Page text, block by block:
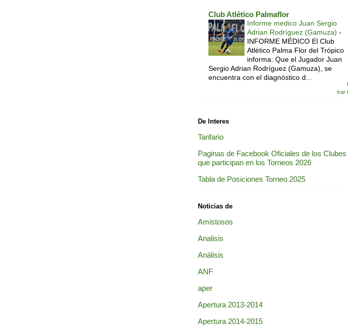
Club Atlético Palmaflor
Informe medico Juan Sergio
Adrian Rodríguez (Gamuza) -
INFORME MÉDICO El Club
Atlético Palma Flor del Trópico
informa: Que el Jugador Juan
Sergio Adrian Rodríguez (Gamuza), se
encuentra con el diagnóstico d...
trar
De Interes
Tarifario
Paginas de Facebook Oficiales de los Clubes
que participan en los Torneos 2026
Tabla de Posiciones Torneo 2025
Noticias de
Amistosos
Analisis
Análisis
ANF
aper
Apertura 2013-2014
Apertura 2014-2015